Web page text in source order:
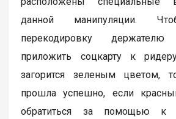
данной манипуляции.
перекодировку
приложить соцкарту к
загорится зеленым цветом,
прошла успешно, если
обратиться за помощью к